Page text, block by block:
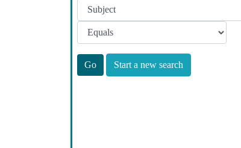
Start a new search